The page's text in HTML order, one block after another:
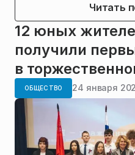
Читать
12 юных
получили
в
ОБЩЕСТВО 24 января